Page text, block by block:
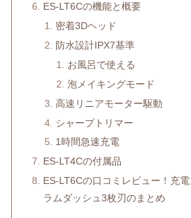
ES-LT6Cの機能と概要
密着3Dヘッド
防水設計IPX7基準
お風呂で使える
泡メイキングモード
高速リニアモーター駆動
シャープトリマー
1時間急速充電
ES-LT4Cの付属品
ES-LT6Cの口コミレビュー！充
ラムダッシュ3枚刃のまとめ